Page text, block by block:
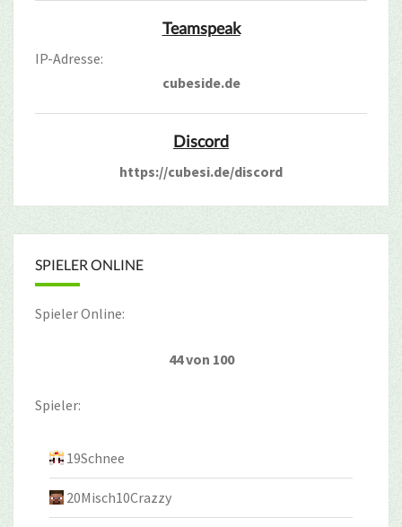
Teamspeak
IP-Adresse:
cubeside.de
Discord
https://cubesi.de/discord
SPIELER ONLINE
Spieler Online:
44 von 100
Spieler:
19Schnee
20Misch10Crazzy